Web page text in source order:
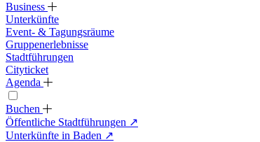
Business
Unterkünfte
Event- & Tagungsräume
Gruppenerlebnisse
Stadtführungen
Cityticket
Agenda
Buchen
Öffentliche Stadtführungen ↗
Unterkünfte in Baden ↗